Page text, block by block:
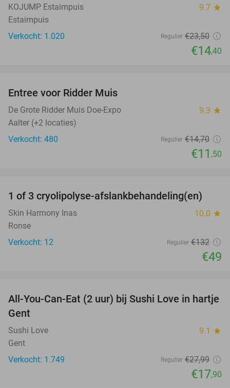
KOJUMP Estaimpuis 9.7 star
Estaimpuis
Verkocht: 1.020
Regulier €23,50
€14,40
Entree voor Ridder Muis
De Grote Ridder Muis Doe-Expo 9.3 star
Aalter (+2 locaties)
Verkocht: 480
Regulier €14,70
€11 ,50
63%
1 of 3 cryolipolyse-afslankbehandeling(en)
Skin Harmony Inas 10.0 star
Ronse
Verkocht: 12
Regulier €132
€49
36%
All-You-Can-Eat (2 uur) bij Sushi Love in hartje
Gent
Sushi Love 9.1 star
Gent
Verkocht: 1.749
Regulier €27,99
€17,90